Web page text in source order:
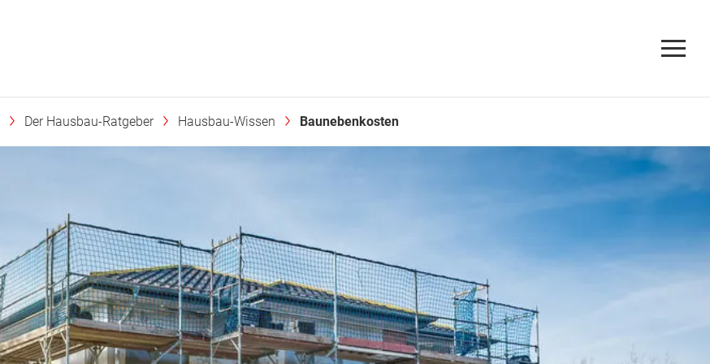
Der Hausbau-Ratgeber Hausbau-Wissen Baunebenkosten